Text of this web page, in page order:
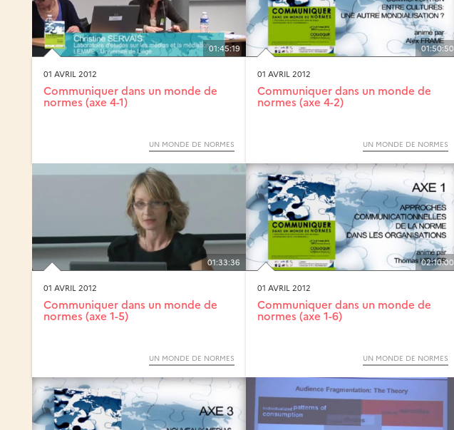
01:45:19
01 AVRIL 2012
Communiquer dans un monde de
normes (axe 4-1)
UN MONDE DE NORMES
01:50:50
01 AVRIL 2012
Communiquer dans un monde de
normes (axe 4-2)
UN MONDE DE NORMES
01:33:36
01 AVRIL 2012
Communiquer dans un monde de
normes (axe 1-5)
UN MONDE DE NORMES
02:10:00
01 AVRIL 2012
Communiquer dans un monde de
normes (axe 1-6)
UN MONDE DE NORMES